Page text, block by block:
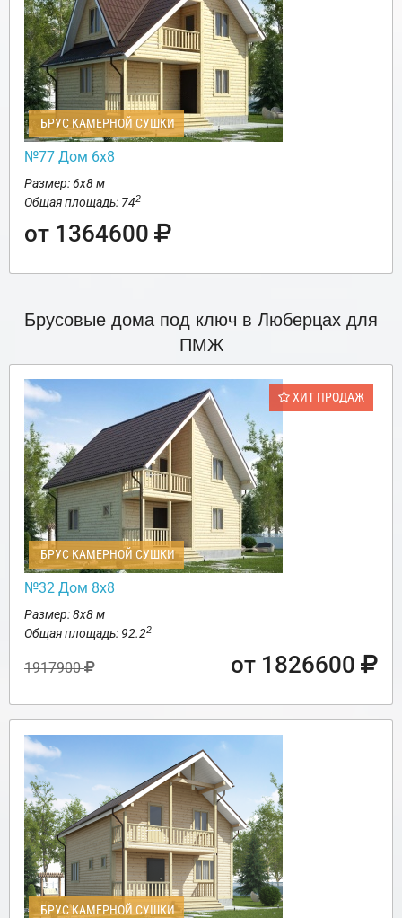
БРУС КАМЕРНОЙ СУШКИ
№77 Дом 6х8
Размер: 6х8 м
Общая площадь: 742
от 1364600
Брусовые дома под ключ в Люберцах для
ПМЖ
ХИТ ПРОДАЖ
БРУС КАМЕРНОЙ СУШКИ
№32 Дом 8х8
Размер: 8х8 м
Общая площадь: 92.22
1917900 от 1826600
БРУС КАМЕРНОЙ СУШКИ